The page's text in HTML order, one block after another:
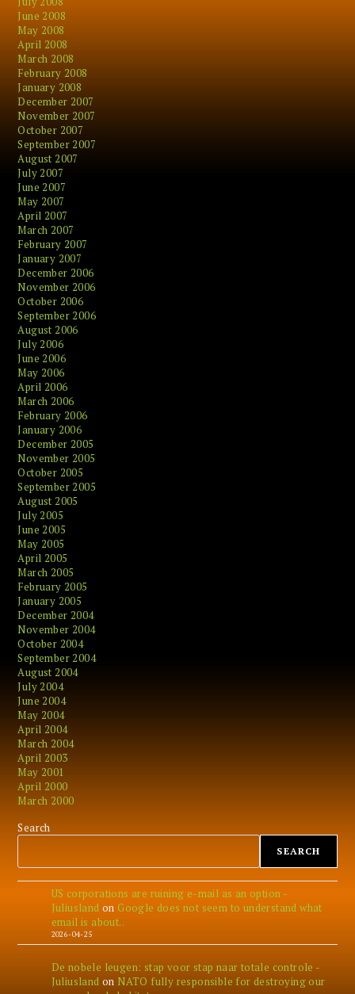
June 2008
May 2008
April 2008
March 2008
February 2008
January 2008
December 2007
November 2007
October 2007
September 2007
August 2007
July 2007
June 2007
May 2007
April 2007
March 2007
February 2007
January 2007
December 2006
November 2006
October 2006
September 2006
August 2006
July 2006
June 2006
May 2006
April 2006
March 2006
February 2006
January 2006
December 2005
November 2005
October 2005
September 2005
August 2005
July 2005
June 2005
May 2005
April 2005
March 2005
February 2005
January 2005
December 2004
November 2004
October 2004
September 2004
August 2004
July 2004
June 2004
May 2004
April 2004
March 2004
April 2003
May 2001
April 2000
March 2000
Search
SEARCH
US corporations are ruining e-mail as an option -
Juliusland on Google does not seem to understand what
email is about..
2026-04-25
De nobele leugen: stap voor stap naar totale controle -
Juliusland on NATO fully responsible for destroying our